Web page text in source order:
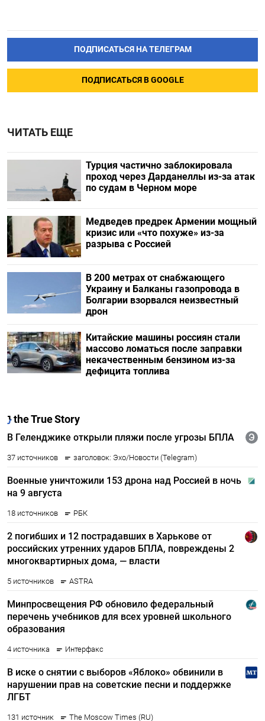
ПОДПИСАТЬСЯ НА ТЕЛЕГРАМ
ПОДПИСАТЬСЯ В GOOGLE
ЧИТАТЬ ЕЩЕ
Турция частично заблокировала
проход через Дарданеллы из-за атак
по судам в Черном море
Медведев предрек Армении мощный
кризис или «что похуже» из-за
разрыва с Россией
В 200 метрах от снабжающего
Украину и Балканы газопровода в
Болгарии взорвался неизвестный
дрон
Китайские машины россиян стали
массово ломаться после заправки
некачественным бензином из-за
дефицита топлива